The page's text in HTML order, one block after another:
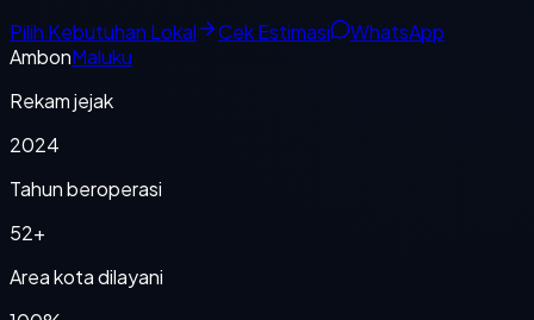
Pilih Kebutuhan Lokal
Cek Estimasi
WhatsApp
AmbonMaluku
Rekam jejak
2024
Tahun beroperasi
52+
Area kota dilayani